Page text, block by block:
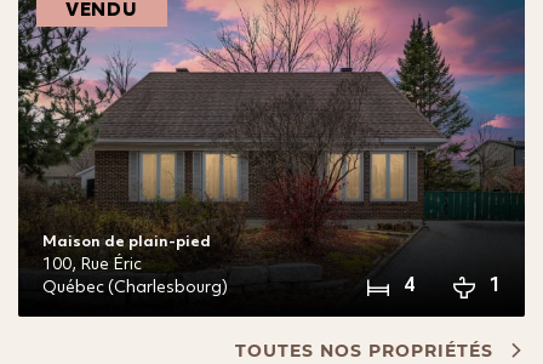
VENDU
Maison de plain-pied
100, Rue Éric
Québec (Charlesbourg)
4 1
TOUTES NOS PROPRIÉTÉS